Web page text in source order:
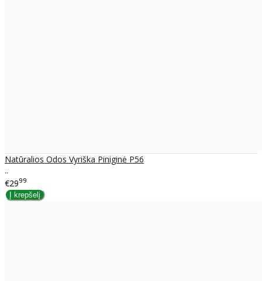
Natūralios Odos Vyriška Piniginė P56
..
€2999